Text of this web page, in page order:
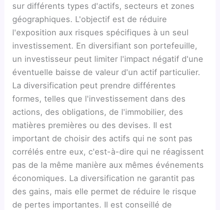
sur différents types d'actifs, secteurs et zones
géographiques. L'objectif est de réduire
l'exposition aux risques spécifiques à un seul
investissement. En diversifiant son portefeuille,
un investisseur peut limiter l'impact négatif d'une
éventuelle baisse de valeur d'un actif particulier.
La diversification peut prendre différentes
formes, telles que l'investissement dans des
actions, des obligations, de l'immobilier, des
matières premières ou des devises. Il est
important de choisir des actifs qui ne sont pas
corrélés entre eux, c'est-à-dire qui ne réagissent
pas de la même manière aux mêmes événements
économiques. La diversification ne garantit pas
des gains, mais elle permet de réduire le risque
de pertes importantes. Il est conseillé de